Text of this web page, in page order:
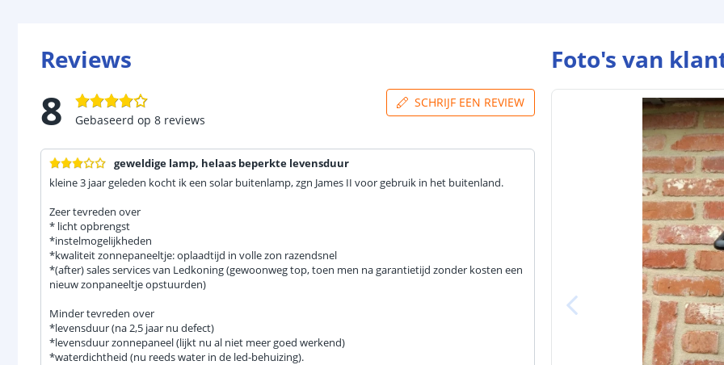
Reviews
8 Gebaseerd op 8 reviews
SCHRIJF EEN REVIEW
geweldige lamp, helaas beperkte levensduur
kleine 3 jaar geleden kocht ik een solar buitenlamp, zgn James II voor gebruik in het buitenland.
Zeer tevreden over
* licht opbrengst
*instelmogelijkheden
*kwaliteit zonnepaneeltje: oplaadtijd in volle zon razendsnel
*(after) sales services van Ledkoning (gewoonweg top, toen men na garantietijd zonder kosten een
nieuw zonpaneeltje opstuurden)
Minder tevreden over
*levensduur (na 2,5 jaar nu defect)
*levensduur zonnepaneel (lijkt nu al niet meer goed werkend)
*waterdichtheid (nu reeds water in de led-behuizing).
Foto's van